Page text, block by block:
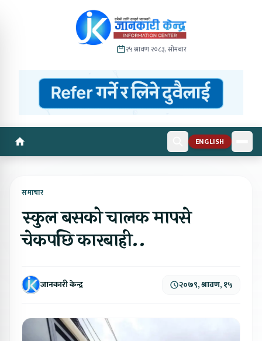
२५ श्रावण २०८३, सोमबार
ENGLISH
समाचार
स्कुल बसको चालक मापसे
चेकपछि कारबाही..
जानकारी केन्द्र २०७९, श्रावण, १५